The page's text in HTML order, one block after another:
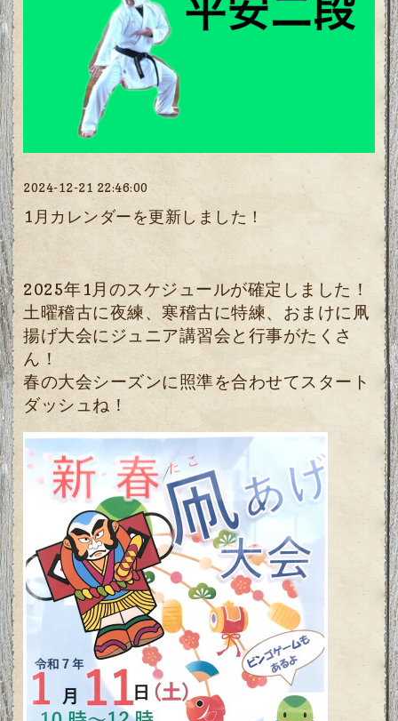
2024-12-21 22:46:00
1月カレンダーを更新しました！
2025年1月のスケジュールが確定しました！
土曜稽古に夜練、寒稽古に特練、おまけに凧
揚げ大会にジュニア講習会と行事がたくさ
ん！
春の大会シーズンに照準を合わせてスタート
ダッシュね！